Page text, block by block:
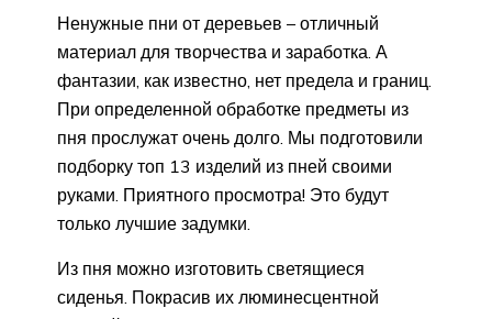
Ненужные пни от деревьев – отличный
материал для творчества и заработка. А
фантазии, как известно, нет предела и границ.
При определенной обработке предметы из
пня прослужат очень долго. Мы подготовили
подборку топ 13 изделий из пней своими
руками. Приятного просмотра! Это будут
только лучшие задумки.
Из пня можно изготовить светящиеся
сиденья. Покрасив их люминесцентной